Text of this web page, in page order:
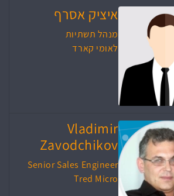
איציק אסרף
מנהל תשתיות
לאומי קארד
Vladimir
Zavodchikov
Senior Sales Engineer
Tred Micro